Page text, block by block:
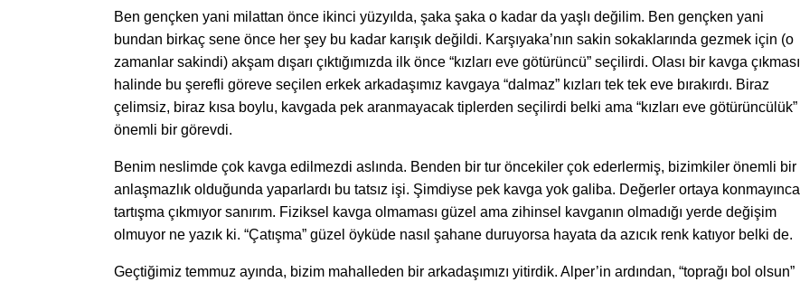
Ben gençken yani milattan önce ikinci yüzyılda, şaka şaka o kadar da yaşlı değilim. Ben gençken yani
bundan birkaç sene önce her şey bu kadar karışık değildi. Karşıyaka’nın sakin sokaklarında gezmek için (o
zamanlar sakindi) akşam dışarı çıktığımızda ilk önce “kızları eve götürüncü” seçilirdi. Olası bir kavga çıkması
halinde bu şerefli göreve seçilen erkek arkadaşımız kavgaya “dalmaz” kızları tek tek eve bırakırdı. Biraz
çelimsiz, biraz kısa boylu, kavgada pek aranmayacak tiplerden seçilirdi belki ama “kızları eve götürüncülük”
önemli bir görevdi.
Benim neslimde çok kavga edilmezdi aslında. Benden bir tur öncekiler çok ederlermiş, bizimkiler önemli bir
anlaşmazlık olduğunda yaparlardı bu tatsız işi. Şimdiyse pek kavga yok galiba. Değerler ortaya konmayınca
tartışma çıkmıyor sanırım. Fiziksel kavga olmaması güzel ama zihinsel kavganın olmadığı yerde değişim
olmuyor ne yazık ki. “Çatışma” güzel öyküde nasıl şahane duruyorsa hayata da azıcık renk katıyor belki de.
Geçtiğimiz temmuz ayında, bizim mahalleden bir arkadaşımızı yitirdik. Alper’in ardından, “toprağı bol olsun”